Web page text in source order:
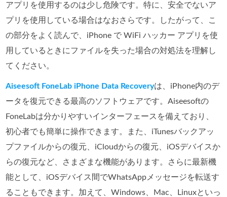
アプリを使用するのは少し危険です。特に、安全でないア
プリを使用している場合はなおさらです。したがって、こ
の部分をよく読んで、iPhone で WiFi ハッカー アプリを使
用しているときにファイルを失った場合の対処法を理解し
てください。
Aiseesoft FoneLab iPhone Data Recoveryは、iPhone内のデ
ータを復元できる最高のソフトウェアです。Aiseesoftの
FoneLabは分かりやすいインターフェースを備えており、
初心者でも簡単に操作できます。また、iTunesバックアッ
プファイルからの復元、iCloudからの復元、iOSデバイスか
らの復元など、さまざまな機能があります。さらに最新機
能として、iOSデバイス間でWhatsAppメッセージを転送す
ることもできます。加えて、Windows、Mac、Linuxといっ